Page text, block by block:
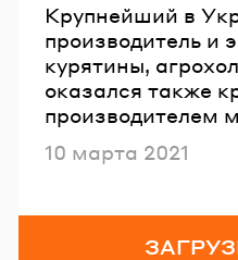
Крупнейший в
производитель и
курятины,
оказался также
производителем
Опубликовано
10 марта 2021